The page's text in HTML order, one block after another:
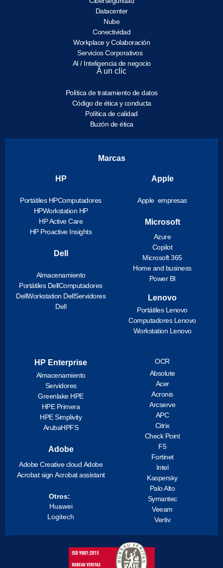
Datacenter
Nube
Conectividad
Workplace y Colaboración
Servicios Corporativos
AI / Inteligencia de negocio
A un clic
Política de tratamiento de datos
Código de ética y conducta
Política de calidad
Buzón de ética
Marcas
HP
Portátiles HPComputadores
HPWorkstation HP
HP Active Care
HP Proactive Insights
Dell
Almacenamiento
Portátiles DellComputadores
DellWorkstation DellServidores
Dell
Apple
Apple empresas
Microsoft
Azure
Copilot
Microsoft 365
Home and business
Power BI
Lenovo
Portátiles Lenovo
Computadores Lenovo
Workstation Lenovo
HP Enterprise
Almacenamiento
Servidores
Greenlake HPE
HPE Primera
HPE Simplivity
ArubaHPFS
Adobe
Adobe Creative cloud Adobe
Acrobat sign Acrobat assistant
Otros:
Huawei
Logitech
OCR
Absolute
Acer
Acronis
Arcserve
APC
Citrix
Check Point
F5
Fortinet
Intel
Kaspersky
Palo Alto
Symantec
Veeam
Vertiv